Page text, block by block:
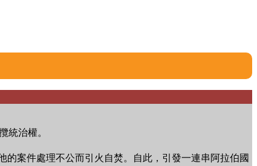
統治權。
案件處理不公而引火自焚。自此，引發一連串阿拉伯國